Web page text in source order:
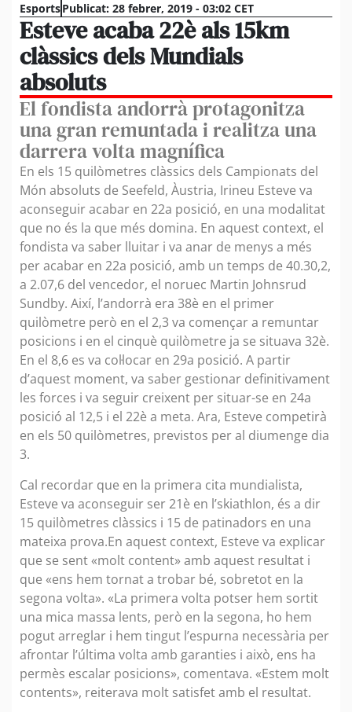
EsportsPublicat: 28 febrer, 2019 - 03:02 CET
Esteve acaba 22è als 15km
clàssics dels Mundials
absoluts
El fondista andorrà protagonitza
una gran remuntada i realitza una
darrera volta magnífica
En els 15 quilòmetres clàssics dels Campionats del
Món absoluts de Seefeld, Àustria, Irineu Esteve va
aconseguir acabar en 22a posició, en una modalitat
que no és la que més domina. En aquest context, el
fondista va saber lluitar i va anar de menys a més
per acabar en 22a posició, amb un temps de 40.30,2,
a 2.07,6 del vencedor, el noruec Martin Johnsrud
Sundby. Així, l’andorrà era 38è en el primer
quilòmetre però en el 2,3 va començar a remuntar
posicions i en el cinquè quilòmetre ja se situava 32è.
En el 8,6 es va col·locar en 29a posició. A partir
d’aquest moment, va saber gestionar definitivament
les forces i va seguir creixent per situar-se en 24a
posició al 12,5 i el 22è a meta. Ara, Esteve competirà
en els 50 quilòmetres, previstos per al diumenge dia
3.
Cal recordar que en la primera cita mundialista,
Esteve va aconseguir ser 21è en l’skiathlon, és a dir
15 quilòmetres clàssics i 15 de patinadors en una
mateixa prova.En aquest context, Esteve va explicar
que se sent «molt content» amb aquest resultat i
que «ens hem tornat a trobar bé, sobretot en la
segona volta». «La primera volta potser hem sortit
una mica massa lents, però en la segona, ho hem
pogut arreglar i hem tingut l’espurna necessària per
afrontar l’última volta amb garanties i això, ens ha
permès escalar posicions», comentava. «Estem molt
contents», reiterava molt satisfet amb el resultat.